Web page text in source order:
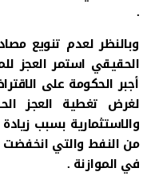
.
وبالنظر لعدم تنويع
أجبر الحكومة على
لغرض تغطية العجز
والاستثمارية بسبب زيادة
من النفط والتي
في الموازنة .